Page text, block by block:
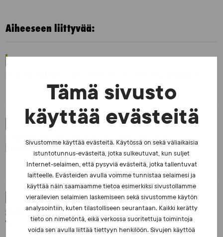
Tämä sivusto
käyttää evästeitä
Sivustomme käyttää evästeitä. Käytössä on sekä väliaikaisia
istuntotunnus-evästeitä, jotka sulkeutuvat, kun suljet
Internet-selaimen, että pysyviä evästeitä, jotka tallentuvat
laitteelle. Evästeiden avulla voimme tunnistaa selaimesi ja
käyttää näin saamaamme tietoa esimerkiksi sivustollamme
vierailevien selaimien laskemiseen sekä sivustomme käytön
analysointiin, kuten tilastolliseen seurantaan. Kaikki kerätty
tieto on nimetöntä, eikä verkossa suoritettuja toimintoja
voida sen avulla liittää tiettyyn henkilöön. Sivujen käyttöä
Aiheeseen liittyvää:
UUTISET - 16.7.2026
Dopingrikkomuspäätösten julkistaminen:
kysymyksiä ja vastauksia EUT:n ratkaisusta
UUTISET - 30.6.2026
SUEKin sivuilla uusi blogisarja urheilun ja
väkivaltaisten alakulttuurien suhteesta